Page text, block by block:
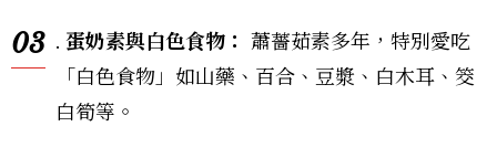
03 . 蛋奶素與白色食物： 蕭薔茹素多年，特別愛吃
「白色食物」如山藥、百合、豆漿、白木耳、筊
白筍等。